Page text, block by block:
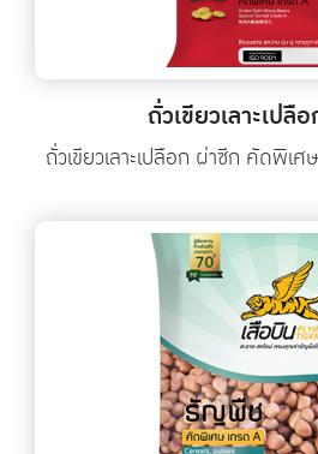
ถั่วเขียวเลาะเปลื
ถั่วเขียวเลาะเปลือก ผ่าซีก คัดพิเ